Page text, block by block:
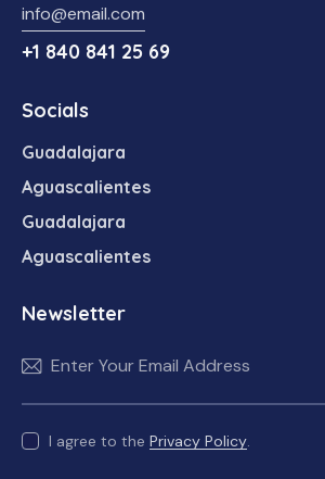
info@email.com
+1 840 841 25 69
Socials
Guadalajara
Aguascalientes
Guadalajara
Aguascalientes
Newsletter
I agree to the Privacy Policy.